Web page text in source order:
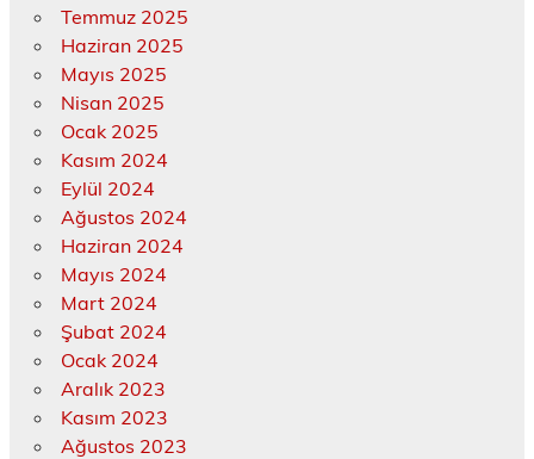
Temmuz 2025
Haziran 2025
Mayıs 2025
Nisan 2025
Ocak 2025
Kasım 2024
Eylül 2024
Ağustos 2024
Haziran 2024
Mayıs 2024
Mart 2024
Şubat 2024
Ocak 2024
Aralık 2023
Kasım 2023
Ağustos 2023